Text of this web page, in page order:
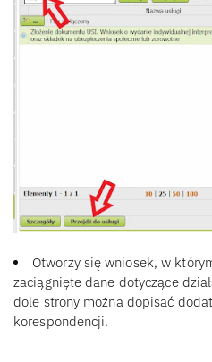
Otworzy się wniosek, w
zaciągnięte dane dotyczące
dole strony można dopisać
korespondencji.